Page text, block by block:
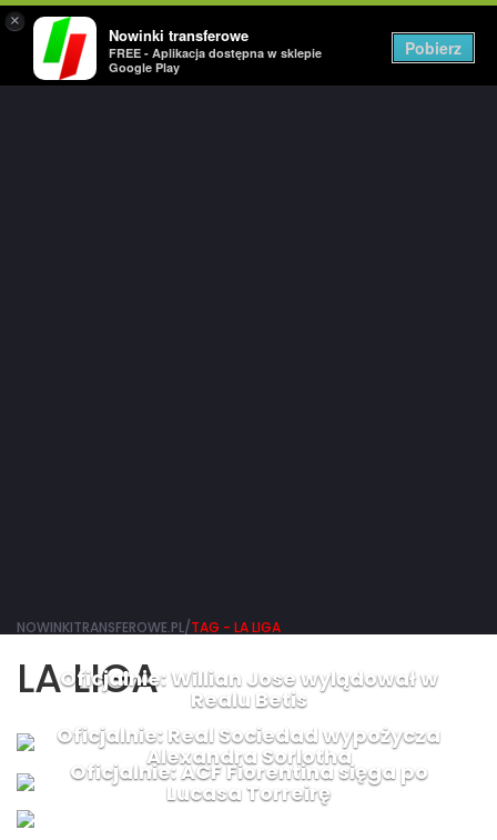
×
Nowinki transferowe
FREE - Aplikacja dostępna w sklepie
Google Play
Pobierz
NOWINKITRANSFEROWE.PL/TAG - LA LIGA
LA LIGA
Oficjalnie: Willian Jose wylądował w
Realu Betis
Oficjalnie: Real Sociedad wypożycza
Alexandra Sorlotha
Oficjalnie: ACF Fiorentina sięga po
Lucasa Torreirę